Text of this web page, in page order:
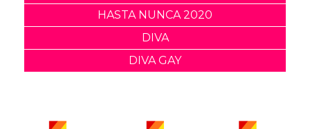
HASTA NUNCA 2020
DIVA
DIVA GAY